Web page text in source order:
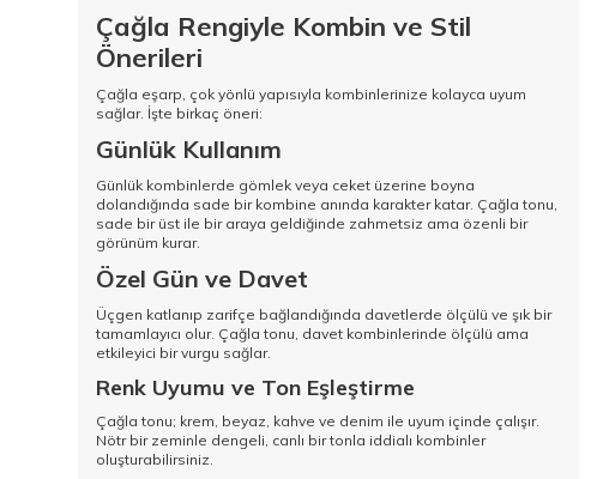
Çağla Rengiyle Kombin ve Stil
Önerileri
Çağla eşarp, çok yönlü yapısıyla kombinlerinize kolayca uyum
sağlar. İşte birkaç öneri:
Günlük Kullanım
Günlük kombinlerde gömlek veya ceket üzerine boyna
dolandığında sade bir kombine anında karakter katar. Çağla tonu,
sade bir üst ile bir araya geldiğinde zahmetsiz ama özenli bir
görünüm kurar.
Özel Gün ve Davet
Üçgen katlanıp zarifçe bağlandığında davetlerde ölçülü ve şık bir
tamamlayıcı olur. Çağla tonu, davet kombinlerinde ölçülü ama
etkileyici bir vurgu sağlar.
Renk Uyumu ve Ton Eşleştirme
Çağla tonu; krem, beyaz, kahve ve denim ile uyum içinde çalışır.
Nötr bir zeminle dengeli, canlı bir tonla iddialı kombinler
oluşturabilirsiniz.